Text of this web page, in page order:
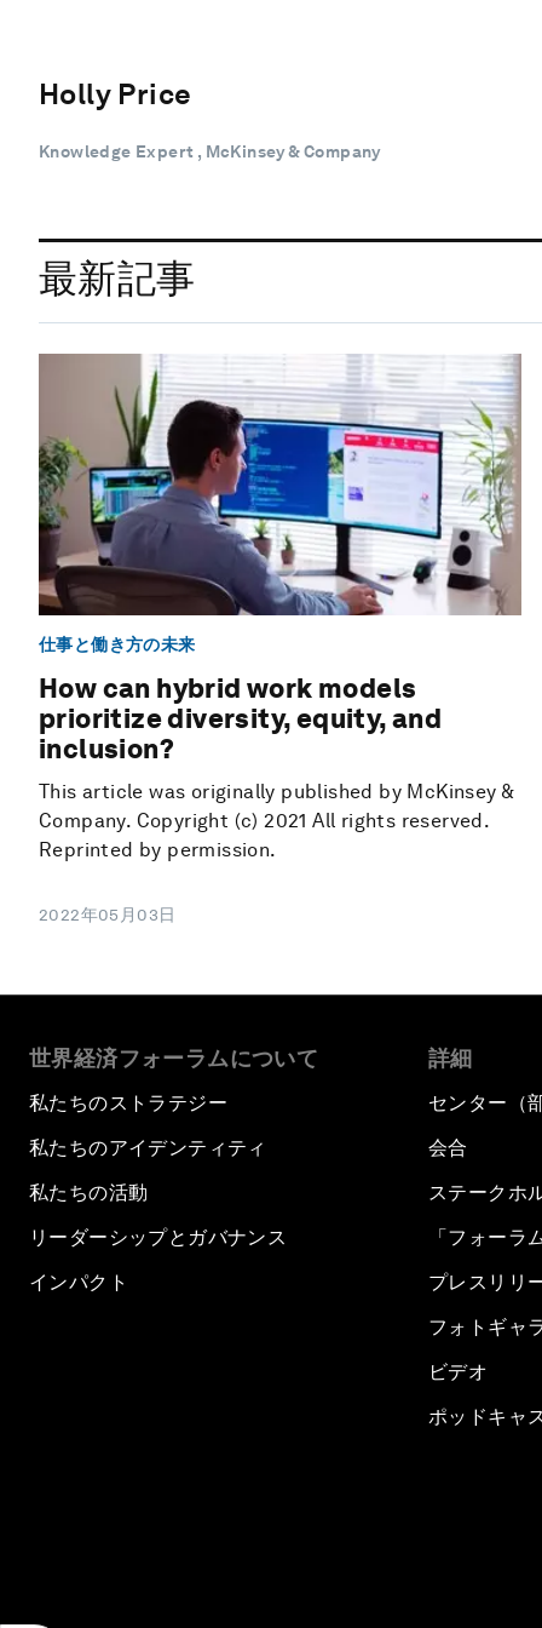
Holly Price
Knowledge Expert , McKinsey & Company
最新記事
仕事と働き方の未来
How can hybrid work models
prioritize diversity, equity, and
inclusion?
This article was originally published by McKinsey &
Company. Copyright (c) 2021 All rights reserved.
Reprinted by permission.
2022年05月03日
世界経済フォーラムについて
私たちのストラテジー
私たちのアイデンティティ
私たちの活動
リーダーシップとガバナンス
インパクト
詳細
センター（
会合
ステークホ
「フォーラ
プレスリリ
フォトギャ
ビデオ
ポッドキャ